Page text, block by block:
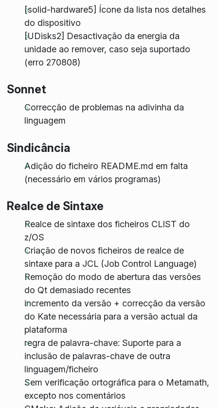
[solid-hardware5] Ícone da lista nos detalhes
do dispositivo
[UDisks2] Desactivação da energia da
unidade ao remover, caso seja suportado
(erro 270808)
Sonnet
Correcção de problemas na adivinha da
linguagem
Sindicância
Adição do ficheiro README.md em falta
(necessário em vários programas)
Realce de Sintaxe
Realce de sintaxe dos ficheiros CLIST do
z/OS
Criação de novos ficheiros de realce de
sintaxe para a JCL (Job Control Language)
Remoção do modo de abertura das versões
do Qt demasiado recentes
incremento da versão + correcção da versão
do Kate necessária para a versão actual da
plataforma
regra de palavra-chave: Suporte para a
inclusão de palavras-chave de outra
linguagem/ficheiro
Sem verificação ortográfica para o Metamath,
excepto nos comentários